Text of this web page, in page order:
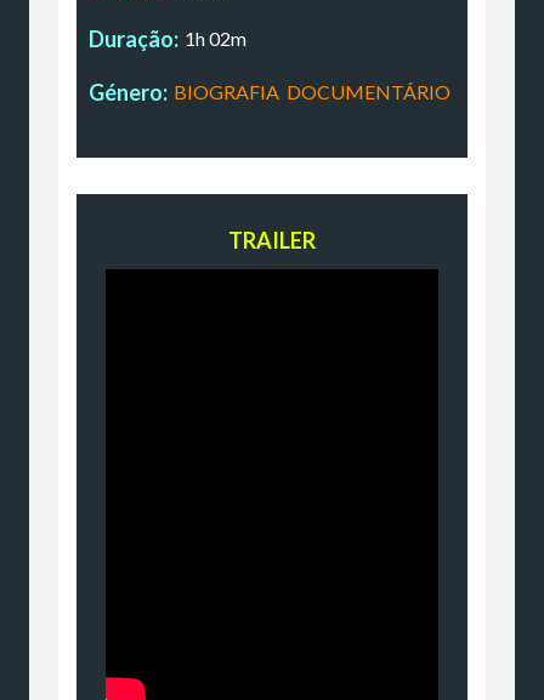
Duração: 1h 02m
Género: BIOGRAFIA DOCUMENTÁRIO
TRAILER